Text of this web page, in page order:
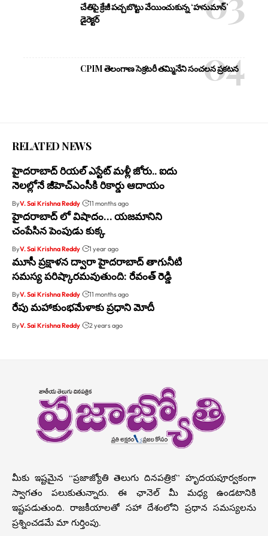
చేతిపై క్రేజీ పచ్చబొట్టు వేయించుకున్న ‘హనుమాన్’
డైరెక్టర్
CPIM తెలంగాణ సెక్రటరీ తమ్మినేని సంచలన ప్రకటన
RELATED NEWS
హైదరాబాద్ రియల్ ఎస్టేట్ మళ్లీ జోరు.. ఐదు
నెలల్లోనే జీహెచ్ఎంసీకి రికార్డు ఆదాయం
ByV. Sai Krishna Reddy 11 months ago
హైదరాబాద్ లో విషాదం… యజమానిని
చంపేసిన పెంపుడు కుక్క
ByV. Sai Krishna Reddy 1 year ago
మూసీ ప్రక్షాళన ద్వారా హైదరాబాద్ తాగునీటి
సమస్య పరిష్కారమవుతుంది: రేవంత్ రెడ్డి
ByV. Sai Krishna Reddy 11 months ago
రేపు మహాకుంభమేళాకు ప్రధాని మోదీ
ByV. Sai Krishna Reddy 2 years ago
మీకు ఇష్టమైన “ప్రజాజ్యోతి తెలుగు దినపత్రిక” హృదయపూర్వకంగా
స్వాగతం పలుకుతున్నారు. ఈ ఛానెల్ మీ మధ్య ఉండటానికి
ఇష్టపడుతుంది. రాజకీయాలతో సహా దేశంలోని ప్రధాన సమస్యలను
ప్రశ్నించడమే మా గుర్తింపు.